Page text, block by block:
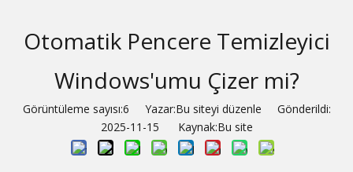
Otomatik Pencere Temizleyici
Windows'umu Çizer mi?
Görüntüleme sayısı:6 Yazar:Bu siteyi düzenle Gönderildi:
2025-11-15 Kaynak:Bu site